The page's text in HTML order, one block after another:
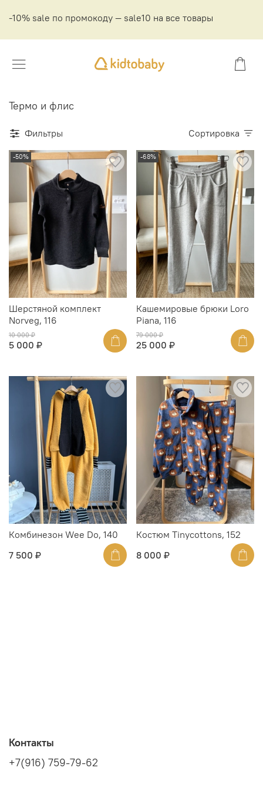
-10% sale по промокоду — sale10 на все товары
Термо и флис
Фильтры Сортировка
-50%
Шерстяной комплект
Norveg, 116
10 000 ₽
5 000 ₽
-68%
Кашемировые брюки Loro
Piana, 116
79 000 ₽
25 000 ₽
Комбинезон Wee Do, 140
7 500 ₽
Костюм Tinycottons, 152
8 000 ₽
Контакты
+7(916) 759-79-62